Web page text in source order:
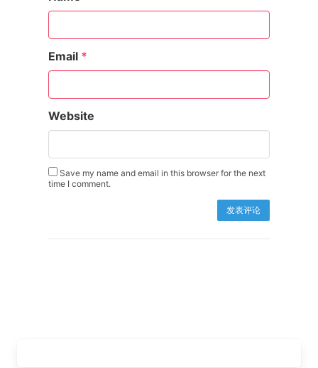
Email *
Website
Save my name and email in this browser for the next
time I comment.